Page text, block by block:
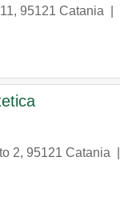
, 95121 Catania
2, 95121 Catania